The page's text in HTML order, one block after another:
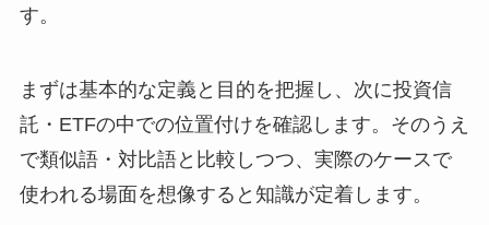
す。
まずは基本的な定義と目的を把握し、次に投資信
託・ETFの中での位置付けを確認します。そのうえ
で類似語・対比語と比較しつつ、実際のケースで
使われる場面を想像すると知識が定着します。